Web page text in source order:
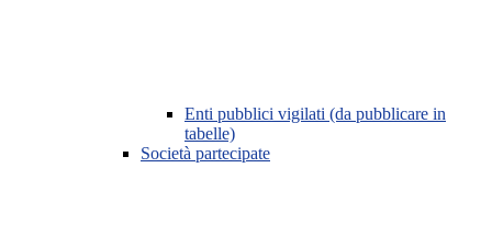
Enti pubblici vigilati (da pubblicare in
tabelle)
Società partecipate